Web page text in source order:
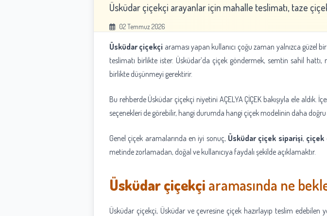
Üsküdar çiçekçi arayanlar için mahalle teslimatı, taze
02 Temmuz 2026
Üsküdar çiçekçi araması yapan kullanıcı çoğu zaman yalnızca güzel
teslimatı birlikte ister. Üsküdar’da çiçek göndermek, semtin sahil
birlikte düşünmeyi gerektirir.
Bu rehberde Üsküdar çiçekçi niyetini AÇELYA ÇİÇEK bakışıyla ele aldık.
seçenekleri de görebilir, hangi durumda hangi çiçek modelinin daha
Genel çiçek aramalarında en iyi sonuç, Üsküdar çiçek siparişi, çiçek
metinde zorlamadan, doğal ve kullanıcıya faydalı şekilde açıklamaktır.
Üsküdar çiçekçi aramasında ne
Üsküdar çiçekçi, Üsküdar ve çevresine çiçek hazırlayıp teslim edebilen